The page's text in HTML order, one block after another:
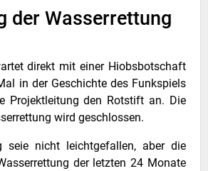
der Wasserrettung
direkt mit einer Hiobsbotschaft
in der Geschichte des Funkspiels
Projektleitung den Rotstift an. Die
wird geschlossen.
seie nicht leichtgefallen, aber die
der letzten 24 Monate